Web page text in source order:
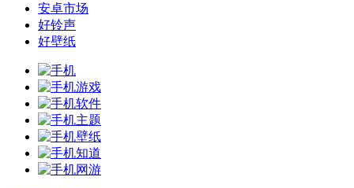
安卓市场
好铃声
好壁纸